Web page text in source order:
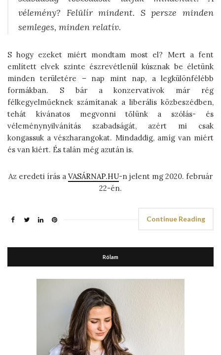
vélemény? Felülír mindent. S persze minden
semleges, minden relatív.
S hogy ezeket miért mondtam most el? Mert a fent
említett elvek szinte észrevétlenül kúsznak be életünk
minden területére – nap mint nap, a legkülönfélébb
formákban. S bár a konzervatívok már rég
félkegyelműeknek számítanak a liberális közbeszédben,
tehát kívánatos megvonni tőlünk a szólás- és
véleménynyilvánítás szabadságát, azért mi csak
kongassuk a vészharangokat. Mindaddig, amíg van miért
és van kiért. És talán még azután is.
Az eredeti írás a VASÁRNAP.HU-n jelent mg 2020. február
22-én.
Continue Reading
Rólam